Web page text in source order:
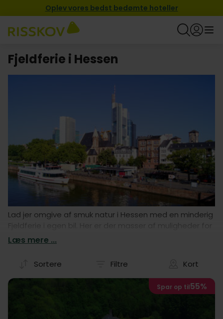
Oplev vores bedst bedømte hoteller
Fjeldferie i Hessen
Lad jer omgive af smuk natur i Hessen med en minderig
Fjeldferie i egen bil. Her er der masser af muligheder for
at udforske de fantastiske landskaber, og I finder helt
Læs mere ...
Sortere Filtre Kort
Spar op til55%